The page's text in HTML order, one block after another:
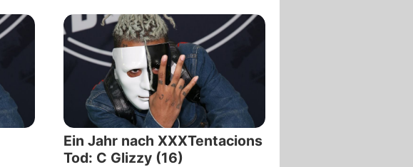
Ein Jahr nach XXXTentacions
Tod: C Glizzy (16)